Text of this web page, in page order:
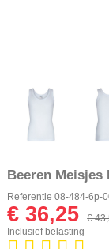
Beeren Meisjes
Referentie 08-484-6p-
€ 36,25 €
Inclusief belasting